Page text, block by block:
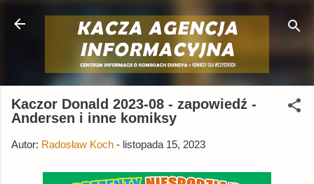
Przejdź do głównej zawartości
Kaczor Donald 2023-08 - zapowiedź -
Andersen i inne komiksy
Autor: Radosław Koch - listopada 15, 2023